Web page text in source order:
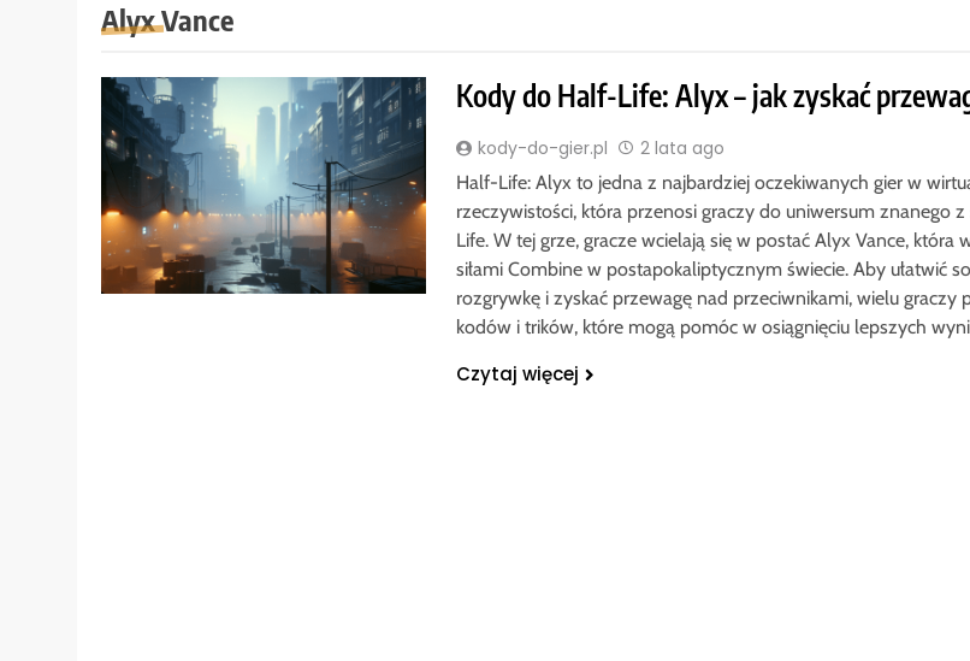
Alyx Vance
Kody do Half-Life: Alyx – jak zyskać
kody-do-gier.pl 2 lata ago
Half-Life: Alyx to jedna z najbardziej oczekiwanych gier w
rzeczywistości, która przenosi graczy do uniwersum znanego
Life. W tej grze, gracze wcielają się w postać Alyx Vance, która
siłami Combine w postapokaliptycznym świecie. Aby ułatwić
rozgrywkę i zyskać przewagę nad przeciwnikami, wielu graczy
kodów i trików, które mogą pomóc w osiągnięciu lepszych
Czytaj więcej